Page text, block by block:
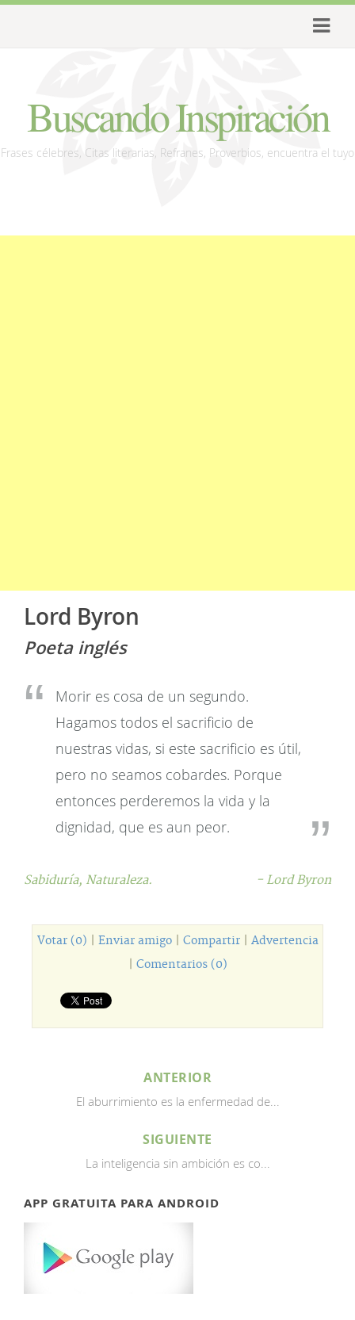
Buscando Inspiración
Frases célebres, Citas literarias, Refranes, Proverbios, encuentra el tuyo
Lord Byron
Poeta inglés
Morir es cosa de un segundo.
Hagamos todos el sacrificio de
nuestras vidas, si este sacrificio es útil,
pero no seamos cobardes. Porque
entonces perderemos la vida y la
dignidad, que es aun peor.
Sabiduría, Naturaleza. - Lord Byron
Votar (0) Enviar amigo| Compartir| Advertencia
Comentarios (0)
ANTERIOR
El aburrimiento es la enfermedad de...
SIGUIENTE
La inteligencia sin ambición es co...
APP GRATUITA PARA ANDROID